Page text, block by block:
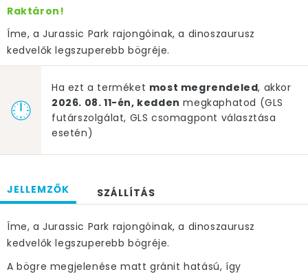
Raktáron!
Íme, a Jurassic Park rajongóinak, a dinoszaurusz
kedvelők legszuperebb bögréje.
Ha ezt a terméket most megrendeled, akkor
2026. 08. 11-én, kedden megkaphatod (GLS
futárszolgálat, GLS csomagpont választása
esetén)
JELLEMZŐK SZÁLLÍTÁS
Íme, a Jurassic Park rajongóinak, a dinoszaurusz
kedvelők legszuperebb bögréje.
A bögre megjelenése matt gránit hatású, így